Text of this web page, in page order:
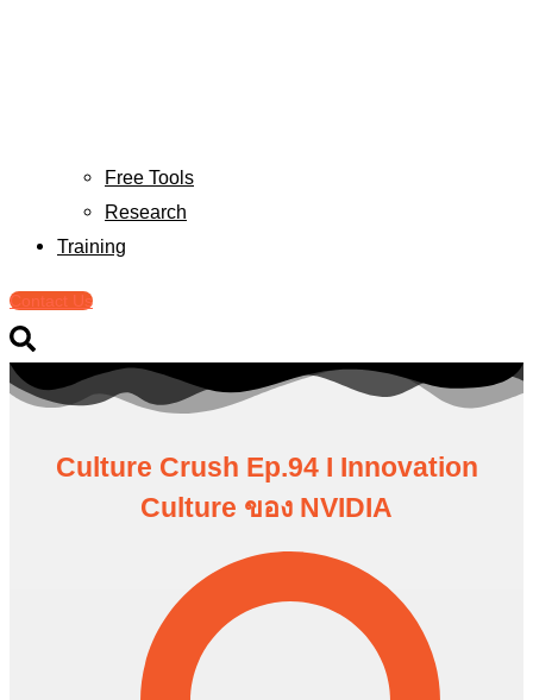
Free Tools
Research
Training
Contact Us
Culture Crush Ep.94 I Innovation
Culture ของ NVIDIA